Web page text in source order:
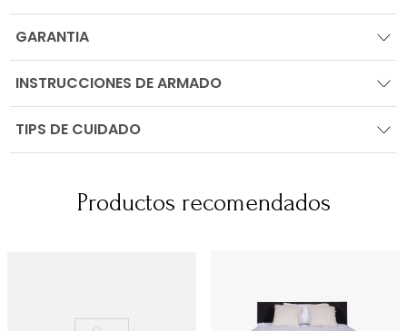
GARANTIA
INSTRUCCIONES DE ARMADO
TIPS DE CUIDADO
Productos recomendados